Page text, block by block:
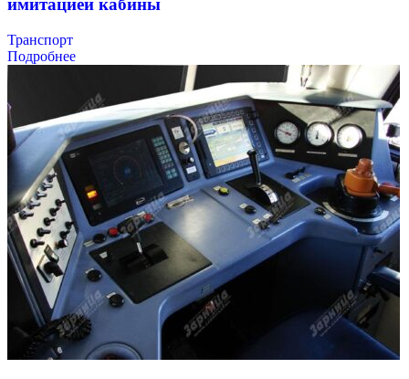
имитацией кабины
Транспорт
Подробнее